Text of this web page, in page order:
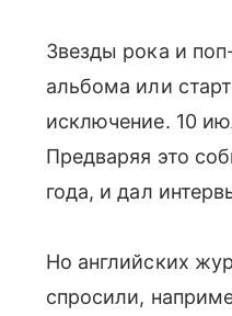
Звезды рока и
альбома или
исключение. 10
Предваряя это
года, и дал
Но английских
спросили,